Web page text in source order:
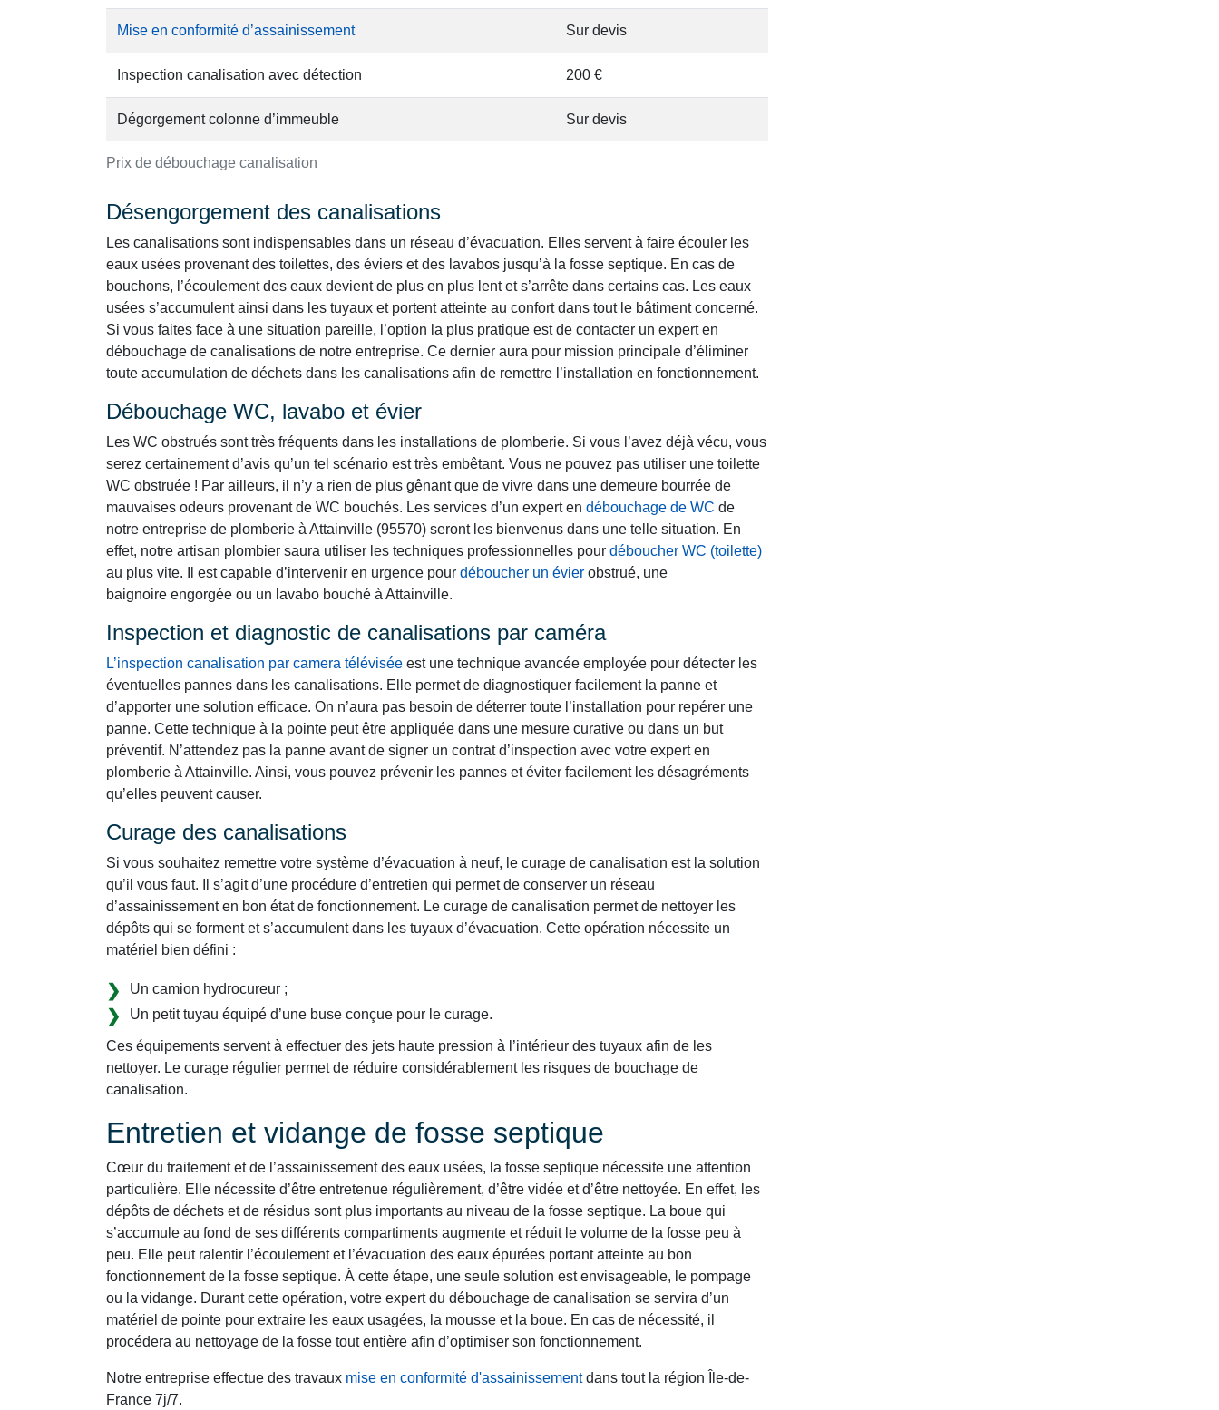
Prix de débouchage canalisation
Mise en conformité d’assainissement Sur devis
Inspection canalisation avec détection 200 €
Dégorgement colonne d’immeuble Sur devis
Désengorgement des canalisations
Les canalisations sont indispensables dans un réseau d’évacuation. Elles servent à faire écouler les
eaux usées provenant des toilettes, des éviers et des lavabos jusqu’à la fosse septique. En cas de
bouchons, l’écoulement des eaux devient de plus en plus lent et s’arrête dans certains cas. Les eaux
usées s’accumulent ainsi dans les tuyaux et portent atteinte au confort dans tout le bâtiment concerné.
Si vous faites face à une situation pareille, l’option la plus pratique est de contacter un expert en
débouchage de canalisations de notre entreprise. Ce dernier aura pour mission principale d’éliminer
toute accumulation de déchets dans les canalisations afin de remettre l’installation en fonctionnement.
Débouchage WC, lavabo et évier
Les WC obstrués sont très fréquents dans les installations de plomberie. Si vous l’avez déjà vécu, vous
serez certainement d’avis qu’un tel scénario est très embêtant. Vous ne pouvez pas utiliser une toilette
WC obstruée ! Par ailleurs, il n’y a rien de plus gênant que de vivre dans une demeure bourrée de
mauvaises odeurs provenant de WC bouchés. Les services d’un expert en débouchage de WC de
notre entreprise de plomberie à Attainville (95570) seront les bienvenus dans une telle situation. En
effet, notre artisan plombier saura utiliser les techniques professionnelles pour déboucher WC (toilette)
au plus vite. Il est capable d’intervenir en urgence pour déboucher un évier obstrué, une
baignoire engorgée ou un lavabo bouché à Attainville.
Inspection et diagnostic de canalisations par caméra
L’inspection canalisation par camera télévisée est une technique avancée employée pour détecter les
éventuelles pannes dans les canalisations. Elle permet de diagnostiquer facilement la panne et
d’apporter une solution efficace. On n’aura pas besoin de déterrer toute l’installation pour repérer une
panne. Cette technique à la pointe peut être appliquée dans une mesure curative ou dans un but
préventif. N’attendez pas la panne avant de signer un contrat d’inspection avec votre expert en
plomberie à Attainville. Ainsi, vous pouvez prévenir les pannes et éviter facilement les désagréments
qu’elles peuvent causer.
Curage des canalisations
Si vous souhaitez remettre votre système d’évacuation à neuf, le curage de canalisation est la solution
qu’il vous faut. Il s’agit d’une procédure d’entretien qui permet de conserver un réseau
d’assainissement en bon état de fonctionnement. Le curage de canalisation permet de nettoyer les
dépôts qui se forment et s’accumulent dans les tuyaux d’évacuation. Cette opération nécessite un
matériel bien défini :
Un camion hydrocureur ;
Un petit tuyau équipé d’une buse conçue pour le curage.
Ces équipements servent à effectuer des jets haute pression à l’intérieur des tuyaux afin de les
nettoyer. Le curage régulier permet de réduire considérablement les risques de bouchage de
canalisation.
Entretien et vidange de fosse septique
Cœur du traitement et de l’assainissement des eaux usées, la fosse septique nécessite une attention
particulière. Elle nécessite d’être entretenue régulièrement, d’être vidée et d’être nettoyée. En effet, les
dépôts de déchets et de résidus sont plus importants au niveau de la fosse septique. La boue qui
s’accumule au fond de ses différents compartiments augmente et réduit le volume de la fosse peu à
peu. Elle peut ralentir l’écoulement et l’évacuation des eaux épurées portant atteinte au bon
fonctionnement de la fosse septique. À cette étape, une seule solution est envisageable, le pompage
ou la vidange. Durant cette opération, votre expert du débouchage de canalisation se servira d’un
matériel de pointe pour extraire les eaux usagées, la mousse et la boue. En cas de nécessité, il
procédera au nettoyage de la fosse tout entière afin d’optimiser son fonctionnement.
Notre entreprise effectue des travaux mise en conformité d'assainissementdans tout la région Île-de-
France 7j/7.